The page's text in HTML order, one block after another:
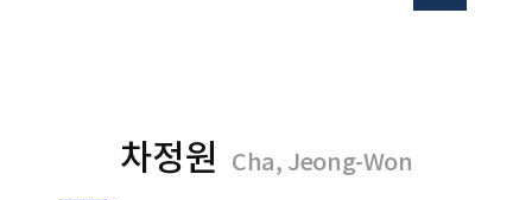
차정원 Cha, Jeong-Won